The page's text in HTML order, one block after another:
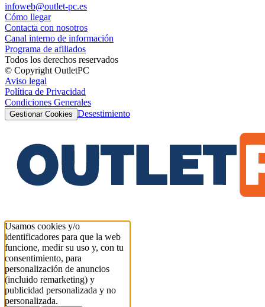
infoweb@outlet-pc.es
Cómo llegar
Contacta con nosotros
Canal interno de información
Programa de afiliados
Todos los derechos reservados
© Copyright OutletPC
Aviso legal
Política de Privacidad
Condiciones Generales
Gestionar Cookies Desestimiento
Usamos cookies y/o
identificadores para que la web
funcione, medir su uso y, con tu
consentimiento, para
personalización de anuncios
(incluido remarketing) y
publicidad personalizada y no
personalizada.